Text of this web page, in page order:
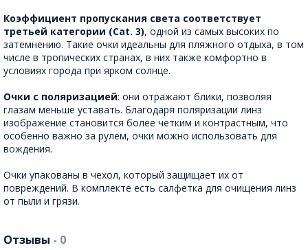
Коэффициент пропускания света соответствует
третьей категории (Cat. 3), одной из самых высоких по
затемнению. Такие очки идеальны для пляжного отдыха, в том
числе в тропических странах, в них также комфортно в
условиях города при ярком солнце.
Очки с поляризацией: они отражают блики, позволяя
глазам меньше уставать. Благодаря поляризации линз
изображение становится более четким и контрастным, что
особенно важно за рулем, очки можно использовать для
вождения.
Очки упакованы в чехол, который защищает их от
повреждений. В комплекте есть салфетка для очищения линз
от пыли и грязи.
Отзывы - 0